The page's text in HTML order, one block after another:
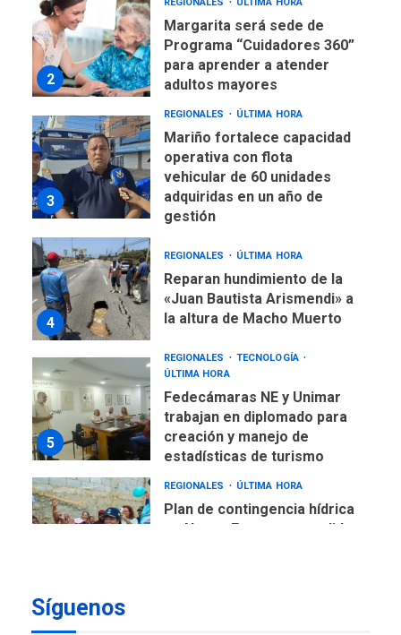
2
REGIONALES ÚLTIMA HORA
Margarita será sede de
Programa “Cuidadores 360”
para aprender a atender
adultos mayores
3
REGIONALES ÚLTIMA HORA
Mariño fortalece capacidad
operativa con flota
vehicular de 60 unidades
adquiridas en un año de
gestión
4
REGIONALES ÚLTIMA HORA
Reparan hundimiento de la
«Juan Bautista Arismendi» a
la altura de Macho Muerto
5
REGIONALES
TECNOLOGÍA
ÚLTIMA HORA
Fedecámaras NE y Unimar
trabajan en diplomado para
creación y manejo de
estadísticas de turismo
REGIONALES ÚLTIMA HORA
Plan de contingencia hídrica
en Nueva Esparta consolida
Síguenos